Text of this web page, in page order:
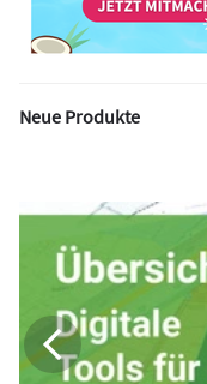
Neue Produkte